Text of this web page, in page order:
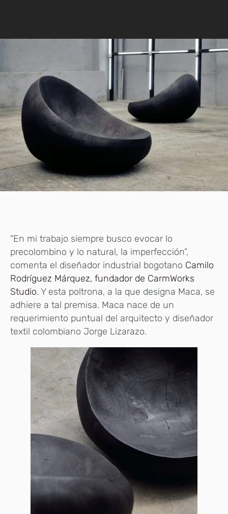
“En mi trabajo siempre busco evocar lo
precolombino y lo natural, la imperfección”,
comenta el diseñador industrial bogotano Camilo
Rodríguez Márquez, fundador de CarmWorks
Studio. Y esta poltrona, a la que designa Maca, se
adhiere a tal premisa. Maca nace de un
requerimiento puntual del arquitecto y diseñador
textil colombiano Jorge Lizarazo.